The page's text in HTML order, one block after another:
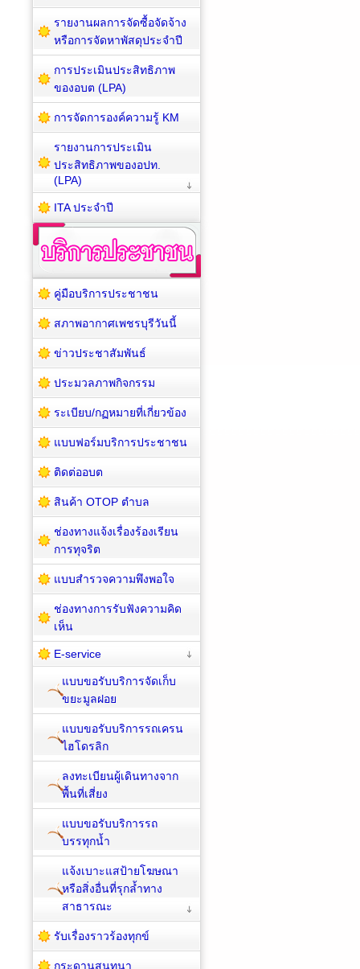
รายงานผลการจัดซื้อจัดจ้าง
หรือการจัดหาพัสดุประจำปี
การประเมินประสิทธิภาพ
ของอบต (LPA)
การจัดการองค์ความรู้ KM
รายงานการประเมิน
ประสิทธิภาพของอปท.
(LPA)
ITA ประจำปี
คู่มือบริการประชาชน
สภาพอากาศเพชรบุรีวันนี้
ข่าวประชาสัมพันธ์
ประมวลภาพกิจกรรม
ระเบียบ/กฏหมายที่เกี่ยวข้อง
แบบฟอร์มบริการประชาชน
ติดต่ออบต
สินค้า OTOP ตำบล
ช่องทางแจ้งเรื่องร้องเรียน
การทุจริต
แบบสำรวจความพึงพอใจ
ช่องทางการรับฟังความคิด
เห็น
E-service
แบบขอรับบริการจัดเก็บ
ขยะมูลฝอย
แบบขอรับบริการรถเครน
ไฮโดรลิก
ลงทะเบียนผู้เดินทางจาก
พื้นที่เสี่ยง
แบบขอรับบริการรถ
บรรทุกน้ำ
แจ้งเบาะแสป้ายโฆษณา
หรือสิ่งอื่นที่รุกล้ำทาง
สาธารณะ
รับเรื่องราวร้องทุกข์
กระดานสนทนา